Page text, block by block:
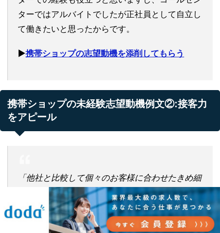
ターではアルバイトでしたが正社員として自立し
て働きたいと思ったからです。
▶︎携帯ショップの志望動機を添削してもらう
携帯ショップの未経験志望動機例文②:接客力
をアピール
「他社と比較して個々のお客様に合わせたきめ細
かいサービスを提供している点に共感しておりま
す。」